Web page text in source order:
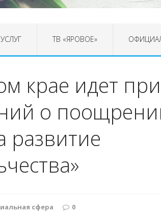
ТВ «ЯРОВОЕ»
крае идет
о
развитие
сфера 0